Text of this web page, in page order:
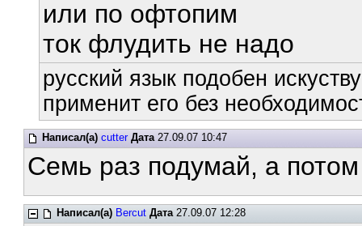
или по офтопим
ток флудить не надо
русский язык подобен
применит его без
Написал(а) cutter Дата27.09.07 10:47
Семь раз подумай, а
Написал(а) Bercut Дата27.09.07 12:28